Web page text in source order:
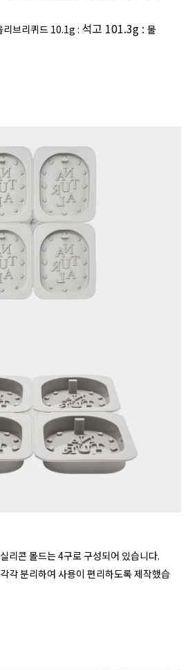
브리퀴드 10.1g : 석고 101.3g : 물
리콘 몰드는 4구로 구성되어 있습니다.
각 분리하여 사용이 편리하도록 제작했습